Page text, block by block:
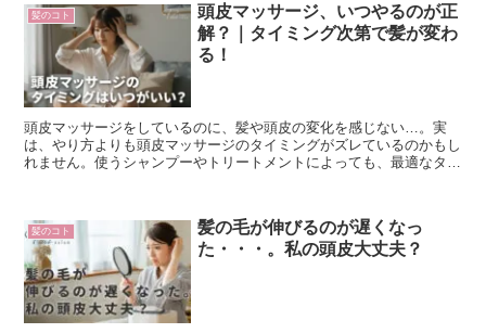
髪のコト
頭皮マッサージ、いつやるのが正
解？｜タイミング次第で髪が変わ
る！
頭皮マッサージをしているのに、髪や頭皮の変化を感じない…。実
は、やり方よりも頭皮マッサージのタイミングがズレているのかもし
れません。使うシャンプーやトリートメントによっても、最適なタイ
髪のコト
髪の毛が伸びるのが遅くなっ
た・・・。私の頭皮大丈夫？